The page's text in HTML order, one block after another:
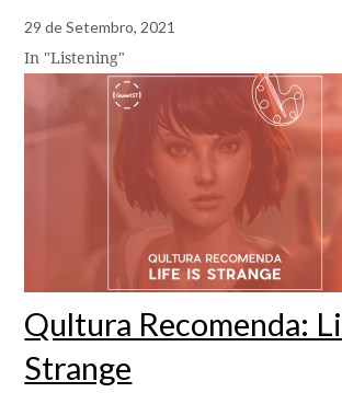
29 de Setembro, 2021
In "Listening"
Qultura Recomenda:
Strange